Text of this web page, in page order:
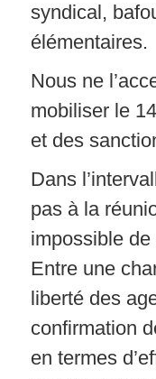
syndical,
élémentaires.
Nous ne
mobiliser le
et des
Dans
pas à la
impossible
Entre une
liberté des
confirmation
en termes